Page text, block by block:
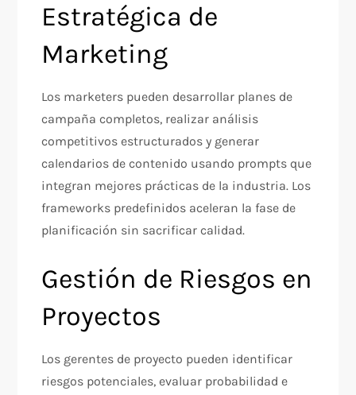
Estratégica de
Marketing
Los marketers pueden desarrollar planes de
campaña completos, realizar análisis
competitivos estructurados y generar
calendarios de contenido usando prompts que
integran mejores prácticas de la industria. Los
frameworks predefinidos aceleran la fase de
planificación sin sacrificar calidad.​
Gestión de Riesgos en
Proyectos
Los gerentes de proyecto pueden identificar
riesgos potenciales, evaluar probabilidad e